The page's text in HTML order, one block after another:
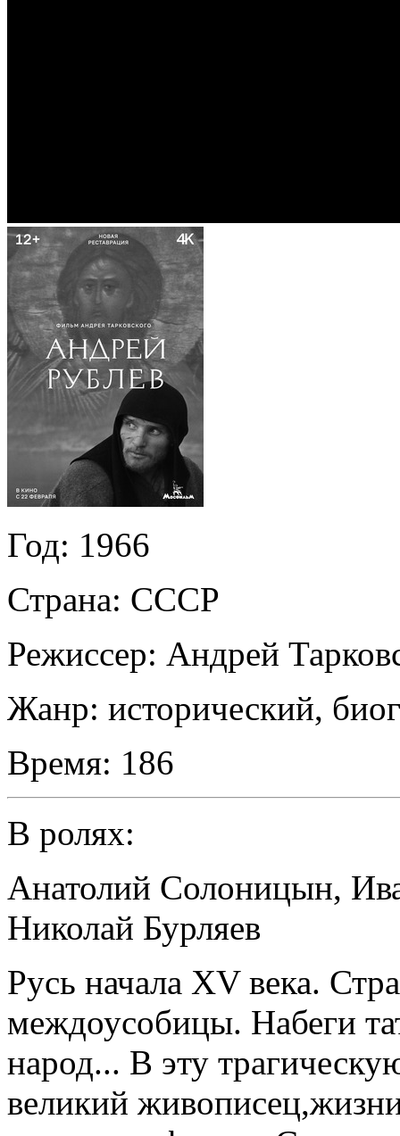
Год: 1966
Страна: СССР
Режиссер: Андрей
Жанр: исторический,
Время: 186
В ролях:
Анатолий Солоницын,
Николай Бурляев
Русь начала XV века.
междоусобицы. Набеги
народ... В эту
великий